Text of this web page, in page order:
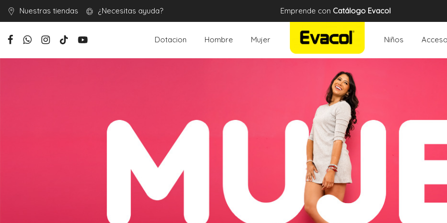
Nuestras tiendas ¿Necesitas ayuda? Emprende con Catálogo Evacol
Dotacion Hombre Mujer Niños